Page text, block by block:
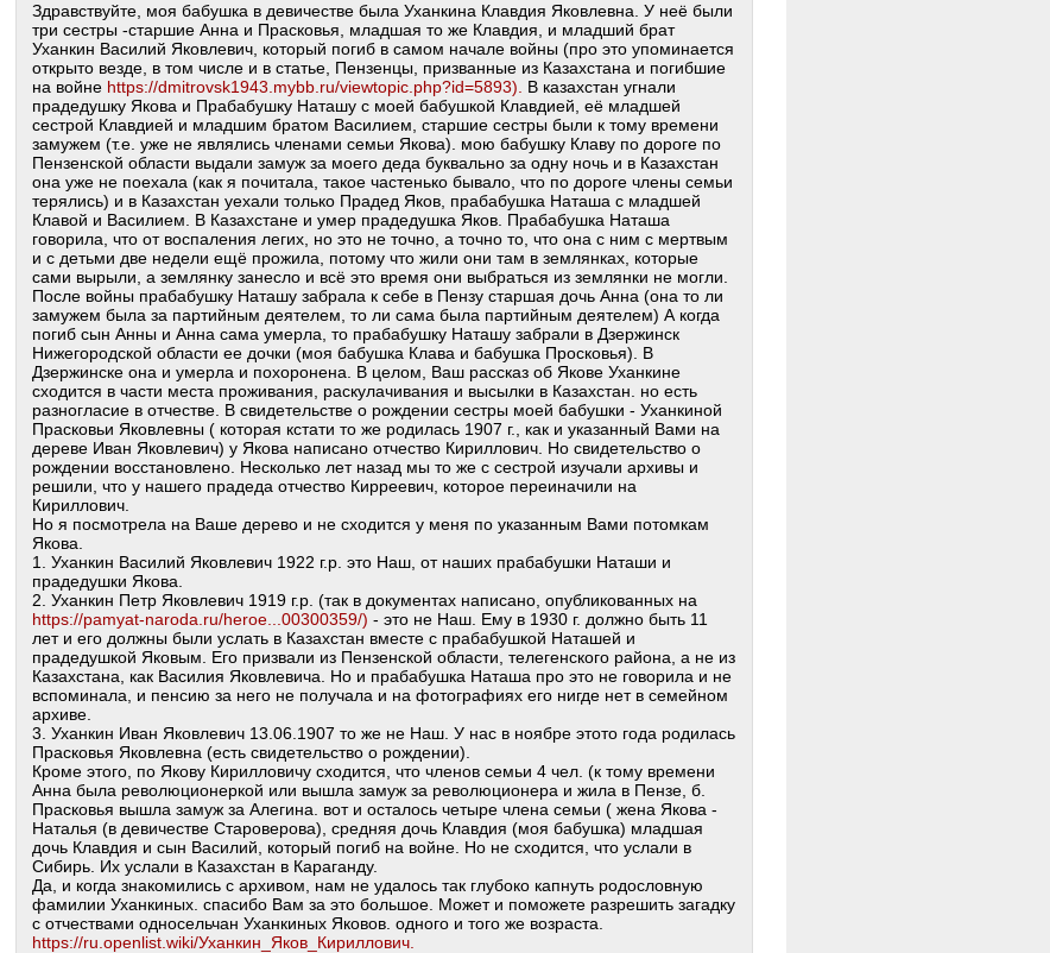
Здравствуйте, моя бабушка в девичестве была Уханкина Клавдия Яковлевна. У неё были
три сестры -старшие Анна и Прасковья, младшая то же Клавдия, и младший брат
Уханкин Василий Яковлевич, который погиб в самом начале войны (про это упоминается
открыто везде, в том числе и в статье, Пензенцы, призванные из Казахстана и погибшие
на войне https://dmitrovsk1943.mybb.ru/viewtopic.php?id=5893).
В казахстан угнали
прадедушку Якова и Прабабушку Наташу с моей бабушкой Клавдией, её младшей
сестрой Клавдией и младшим братом Василием, старшие сестры были к тому времени
замужем (т.е. уже не являлись членами семьи Якова). мою бабушку Клаву по дороге по
Пензенской области выдали замуж за моего деда буквально за одну ночь и в Казахстан
она уже не поехала (как я почитала, такое частенько бывало, что по дороге члены семьи
терялись) и в Казахстан уехали только Прадед Яков, прабабушка Наташа с младшей
Клавой и Василием. В Казахстане и умер прадедушка Яков. Прабабушка Наташа
говорила, что от воспаления легих, но это не точно, а точно то, что она с ним с мертвым
и с детьми две недели ещё прожила, потому что жили они там в землянках, которые
сами вырыли, а землянку занесло и всё это время они выбраться из землянки не могли.
После войны прабабушку Наташу забрала к себе в Пензу старшая дочь Анна (она то ли
замужем была за партийным деятелем, то ли сама была партийным деятелем) А когда
погиб сын Анны и Анна сама умерла, то прабабушку Наташу забрали в Дзержинск
Нижегородской области ее дочки (моя бабушка Клава и бабушка Просковья). В
Дзержинске она и умерла и похоронена. В целом, Ваш рассказ об Якове Уханкине
сходится в части места проживания, раскулачивания и высылки в Казахстан. но есть
разногласие в отчестве. В свидетельстве о рождении сестры моей бабушки - Уханкиной
Прасковьи Яковлевны ( которая кстати то же родилась 1907 г., как и указанный Вами на
дереве Иван Яковлевич) у Якова написано отчество Кириллович. Но свидетельство о
рождении восстановлено. Несколько лет назад мы то же с сестрой изучали архивы и
решили, что у нашего прадеда отчество Кирреевич, которое переиначили на
Кириллович.
Но я посмотрела на Ваше дерево и не сходится у меня по указанным Вами потомкам
Якова.
1. Уханкин Василий Яковлевич 1922 г.р. это Наш, от наших прабабушки Наташи и
прадедушки Якова.
2. Уханкин Петр Яковлевич 1919 г.р. (так в документах написано, опубликованных на
https://pamyat-naroda.ru/heroe...00300359/) - это не Наш. Ему в 1930 г. должно быть 11
лет и его должны были услать в Казахстан вместе с прабабушкой Наташей и
прадедушкой Яковым. Его призвали из Пензенской области, телегенского района, а не из
Казахстана, как Василия Яковлевича. Но и прабабушка Наташа про это не говорила и не
вспоминала, и пенсию за него не получала и на фотографиях его нигде нет в семейном
архиве.
3. Уханкин Иван Яковлевич 13.06.1907 то же не Наш. У нас в ноябре этото года родилась
Прасковья Яковлевна (есть свидетельство о рождении).
Кроме этого, по Якову Кирилловичу сходится, что членов семьи 4 чел. (к тому времени
Анна была революционеркой или вышла замуж за революционера и жила в Пензе, б.
Прасковья вышла замуж за Алегина. вот и осталось четыре члена семьи ( жена Якова -
Наталья (в девичестве Староверова), средняя дочь Клавдия (моя бабушка) младшая
дочь Клавдия и сын Василий, который погиб на войне. Но не сходится, что услали в
Сибирь. Их услали в Казахстан в Караганду.
Да, и когда знакомились с архивом, нам не удалось так глубоко капнуть родословную
фамилии Уханкиных. спасибо Вам за это большое. Может и поможете разрешить загадку
с отчествами односельчан Уханкиных Яковов. одного и того же возраста.
https://ru.openlist.wiki/Уханкин_Яков_Кириллович.